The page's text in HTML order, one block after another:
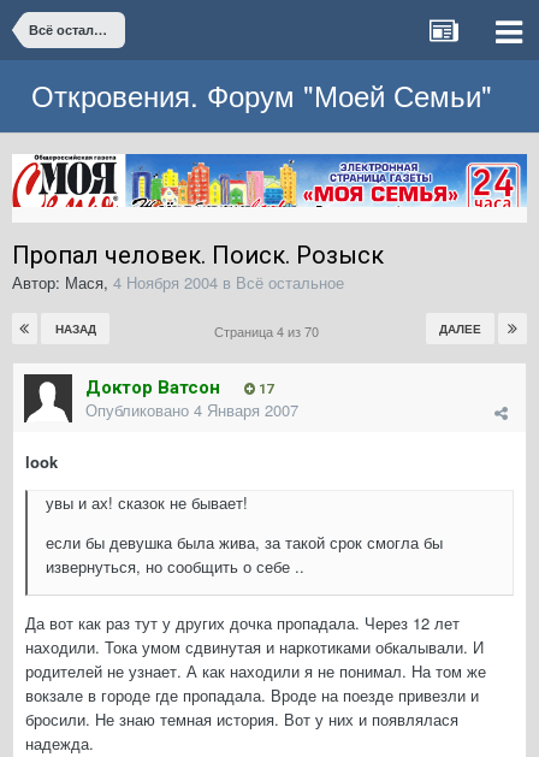
Всё остальное
Откровения. Форум "Моей Семьи"
Пропал человек. Поиск. Розыск
Автор: Мася, 4 Ноября 2004 в Всё остальное
НАЗАД ДАЛЕЕ
Страница 4 из 70
Доктор Ватсон 17
Опубликовано 4 Января 2007
look
увы и ах! сказок не бывает!
если бы девушка была жива, за такой срок смогла бы
извернуться, но сообщить о себе ..
Да вот как раз тут у других дочка пропадала. Через 12 лет
находили. Тока умом сдвинутая и наркотиками обкалывали. И
родителей не узнает. А как находили я не понимал. На том же
вокзале в городе где пропадала. Вроде на поезде привезли и
бросили. Не знаю темная история. Вот у них и появлялася
надежда.